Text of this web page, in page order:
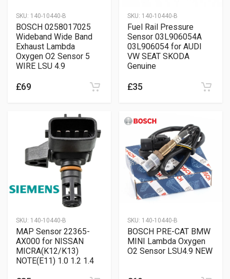
SKU: 140-10440-B
BOSCH 0258017025
Wideband Wide Band
Exhaust Lambda
Oxygen O2 Sensor 5
WIRE LSU 4.9
£69
SKU: 140-10440-B
Fuel Rail Pressure
Sensor 03L906054A
03L906054 for AUDI
VW SEAT SKODA
Genuine
£35
SKU: 140-10440-B
MAP Sensor 22365-
AX000 for NISSAN
MICRA(K12/K13)
NOTE(E11) 1.0 1.2 1.4
SKU: 140-10440-B
BOSCH PRE-CAT BMW
MINI Lambda Oxygen
O2 Sensor LSU4.9 NEW